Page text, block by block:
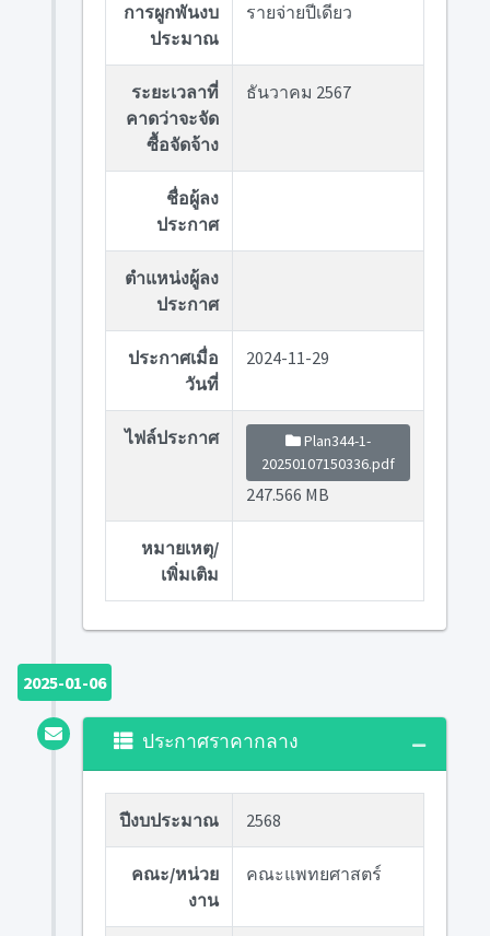
การผูกพันงบ
ประมาณ
รายจ่ายปีเดียว
ระยะเวลาที่
คาดว่าจะจัด
ซื้อจัดจ้าง
ธันวาคม 2567
ชื่อผู้ลง
ประกาศ
ตำแหน่งผู้ลง
ประกาศ
ประกาศเมื่อ
วันที่
2024-11-29
ไฟล์ประกาศ
Plan344-1-
20250107150336.pdf
247.566 MB
หมายเหตุ/
เพิ่มเติม
2025-01-06
ประกาศราคากลาง
ปีงบประมาณ 2568
คณะ/หน่วย
งาน
คณะแพทยศาสตร์